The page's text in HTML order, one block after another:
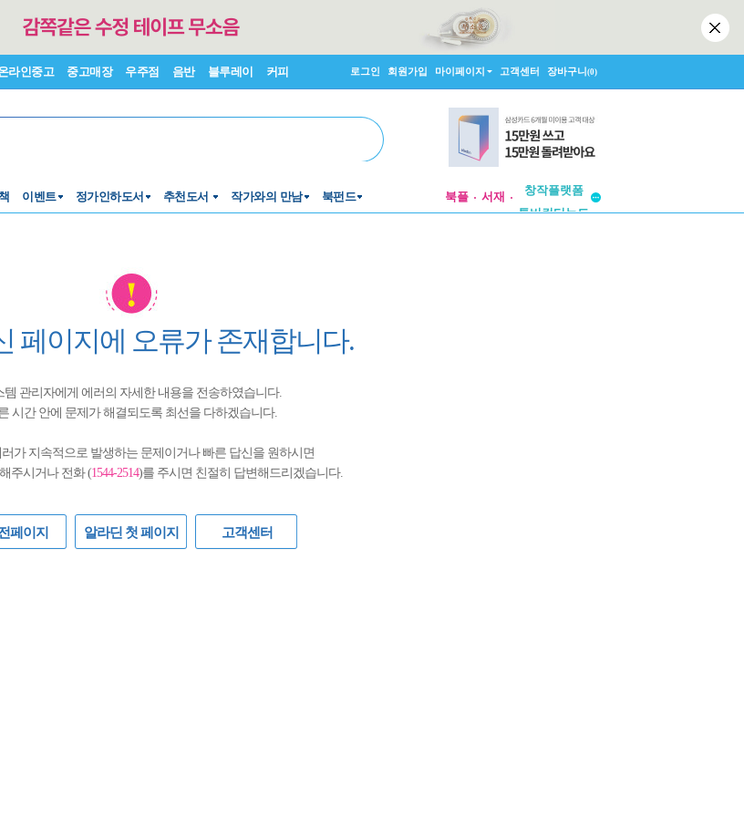
라인중고 중고매장 우주점 음반 블루레이 커피 로그인 회원가입 마이페이지 고객센터 장바구니(0)
이벤트 정가인하도서 추천도서 작가와의 만남 북펀드 북플 서재
투비컨티뉴드
투비컨티뉴드
페이지에 오류가 존재합니다.
템 관리자에게 에러의 자세한 내용을 전송하였습니다.
시간 안에 문제가 해결되도록 최선을 다하겠습니다.
가 지속적으로 발생하는 문제이거나 빠른 답신을 원하시면
주시거나 전화 (1544-2514)를 주시면 친절히 답변해드리겠습니다.
페이지 알라딘 첫 페이지 고객센터